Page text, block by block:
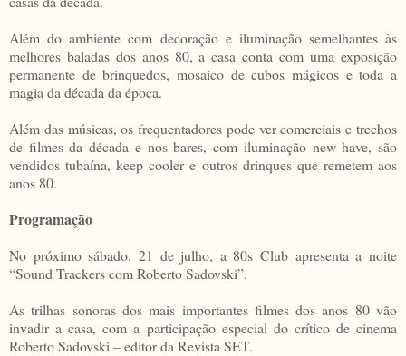
Além do ambiente com decoração e iluminação semelhantes às
melhores baladas dos anos 80, a casa conta com uma exposição
permanente de brinquedos, mosaico de cubos mágicos e toda a
magia da década da época.
Além das músicas, os frequentadores pode ver comerciais e trechos
de filmes da década e nos bares, com iluminação new have, são
vendidos tubaína, keep cooler e outros drinques que remetem aos
anos 80.
Programação
No próximo sábado, 21 de julho, a 80s Club apresenta a noite
“Sound Trackers com Roberto Sadovski”.
As trilhas sonoras dos mais importantes filmes dos anos 80 vão
invadir a casa, com a participação especial do crítico de cinema
Roberto Sadovski – editor da Revista SET.